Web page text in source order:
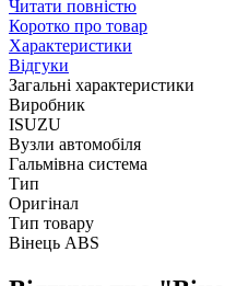
Читати повністю
Коротко про товар
Характеристики
Відгуки
Загальні характеристики
Виробник
ISUZU
Вузли автомобіля
Гальмівна система
Тип
Оригінал
Тип товару
Вінець ABS